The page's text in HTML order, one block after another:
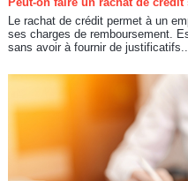
Le rachat de crédit permet à un
ses charges de remboursement.
sans avoir à fournir de justificatifs...